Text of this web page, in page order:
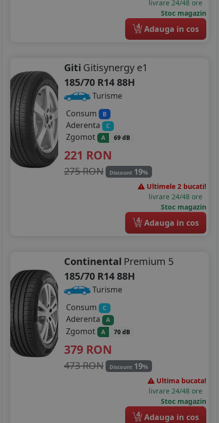
195/55R16
195/60R16
195/75R16
205/45R16
205/50R16
215/60R16
215/65R16
215/70R16
215/75R16
225/55R16
livrare 24/48 ore
Stoc magazin
4 Adauga in cos
Giti Gitisynergy e1
185/70 R14 88H
Turisme
Consum
B
Aderenta C
Zgomot A 69 dB
221 RON
275 RON Discount 19%
Ultimele 2 bucati!
livrare 24/48 ore
Stoc magazin
4 Adauga in cos
Continental Premium 5
185/70 R14 88H
Turisme
Consum
C
Aderenta A
Zgomot A 70 dB
379 RON
473 RON Discount 19%
Ultima bucata!
livrare 24/48 ore
Stoc magazin
4 Adauga in cos